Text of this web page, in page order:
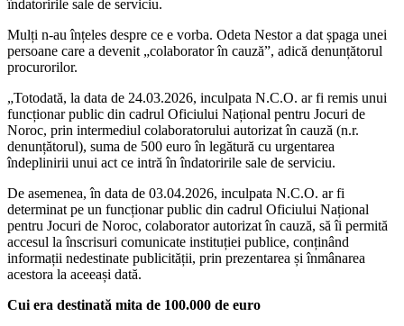
îndatoririle sale de serviciu.
Mulți n-au înțeles despre ce e vorba. Odeta Nestor a dat șpaga unei
persoane care a devenit „colaborator în cauză”, adică denunțătorul
procurorilor.
„Totodată, la data de 24.03.2026, inculpata N.C.O. ar fi remis unui
funcționar public din cadrul Oficiului Național pentru Jocuri de
Noroc, prin intermediul colaboratorului autorizat în cauză (n.r.
denunțătorul), suma de 500 euro în legătură cu urgentarea
îndeplinirii unui act ce intră în îndatoririle sale de serviciu.
De asemenea, în data de 03.04.2026, inculpata N.C.O. ar fi
determinat pe un funcționar public din cadrul Oficiului Național
pentru Jocuri de Noroc, colaborator autorizat în cauză, să îi permită
accesul la înscrisuri comunicate instituției publice, conținând
informații nedestinate publicității, prin prezentarea și înmânarea
acestora la aceeași dată.
Cui era destinată mita de 100.000 de euro